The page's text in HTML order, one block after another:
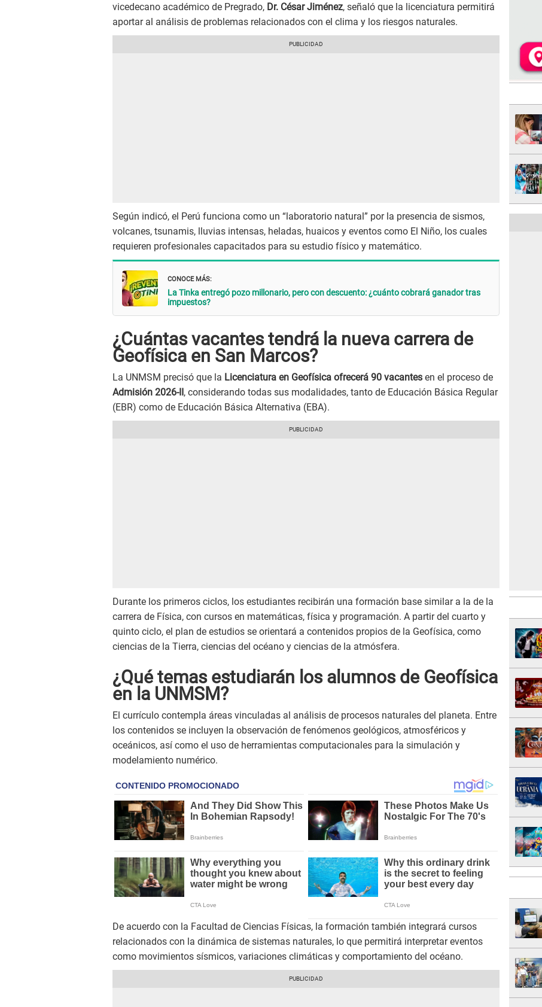
vicedecano académico de Pregrado, Dr. César Jiménez, señaló que la licenciatura permitirá
aportar al análisis de problemas relacionados con el clima y los riesgos naturales.
Según indicó, el Perú funciona como un “laboratorio natural” por la presencia de sismos,
volcanes, tsunamis, lluvias intensas, heladas, huaicos y eventos como El Niño, los cuales
requieren profesionales capacitados para su estudio físico y matemático.
CONOCE MÁS:
La Tinka entregó pozo millonario, pero con descuento: ¿cuánto cobrará ganador tras
impuestos?
¿Cuántas vacantes tendrá la nueva carrera de
Geofísica en San Marcos?
La UNMSM precisó que la Licenciatura en Geofísica ofrecerá 90 vacantes en el proceso de
Admisión 2026-II , considerando todas sus modalidades, tanto de Educación Básica Regular
(EBR) como de Educación Básica Alternativa (EBA).
Durante los primeros ciclos, los estudiantes recibirán una formación base similar a la de la
carrera de Física, con cursos en matemáticas, física y programación. A partir del cuarto y
quinto ciclo, el plan de estudios se orientará a contenidos propios de la Geofísica, como
ciencias de la Tierra, ciencias del océano y ciencias de la atmósfera.
¿Qué temas estudiarán los alumnos de Geofísica
en la UNMSM?
El currículo contempla áreas vinculadas al análisis de procesos naturales del planeta. Entre
los contenidos se incluyen la observación de fenómenos geológicos, atmosféricos y
oceánicos, así como el uso de herramientas computacionales para la simulación y
modelamiento numérico.
De acuerdo con la Facultad de Ciencias Físicas, la formación también integrará cursos
relacionados con la dinámica de sistemas naturales, lo que permitirá interpretar eventos
como movimientos sísmicos, variaciones climáticas y comportamiento del océano.